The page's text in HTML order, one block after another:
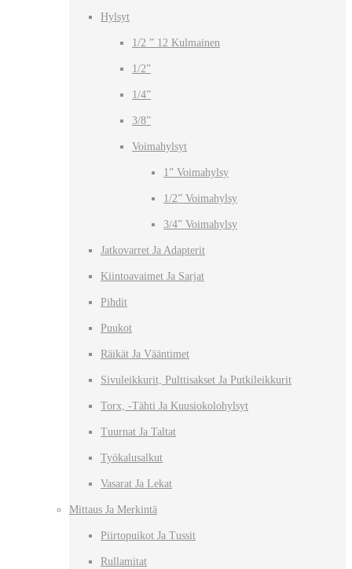
Hylsyt
1/2 ” 12 Kulmainen
1/2”
1/4”
3/8”
Voimahylsyt
1” Voimahylsy
1/2” Voimahylsy
3/4” Voimahylsy
Jatkovarret Ja Adapterit
Kiintoavaimet Ja Sarjat
Pihdit
Puukot
Räikät Ja Vääntimet
Sivuleikkurit, Pulttisakset Ja Putkileikkurit
Torx, -tähti Ja Kuusiokolohylsyt
Tuurnat Ja Taltat
Työkalusalkut
Vasarat Ja Lekat
Mittaus Ja Merkintä
Piirtopuikot Ja Tussit
Rullamitat